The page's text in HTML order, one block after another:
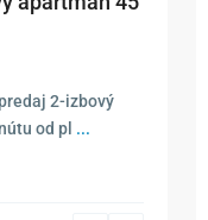
2-izbový
od pl ...